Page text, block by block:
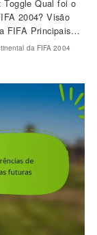
Toggle Qual foi o
2004? Visão
FIFA Principais…
da FIFA 2004